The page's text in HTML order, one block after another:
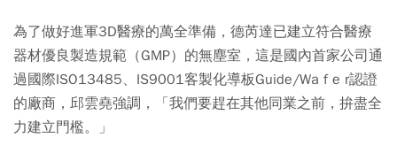
為了做好進軍3D醫療的萬全準備，德芮達已建立符合醫療
器材優良製造規範（GMP）的無塵室，這是國內首家公司通
過國際ISO13485、IS9001客製化導板Guide/Wa f e r認證
的廠商，邱雲堯強調，「我們要趕在其他同業之前，拚盡全
力建立門檻。」